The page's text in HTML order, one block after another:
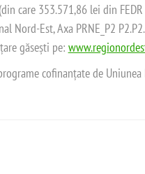
care 353.571,86 lei din
Nord-Est, Axa PRNE_P2
găsești pe:
cofinanțate de